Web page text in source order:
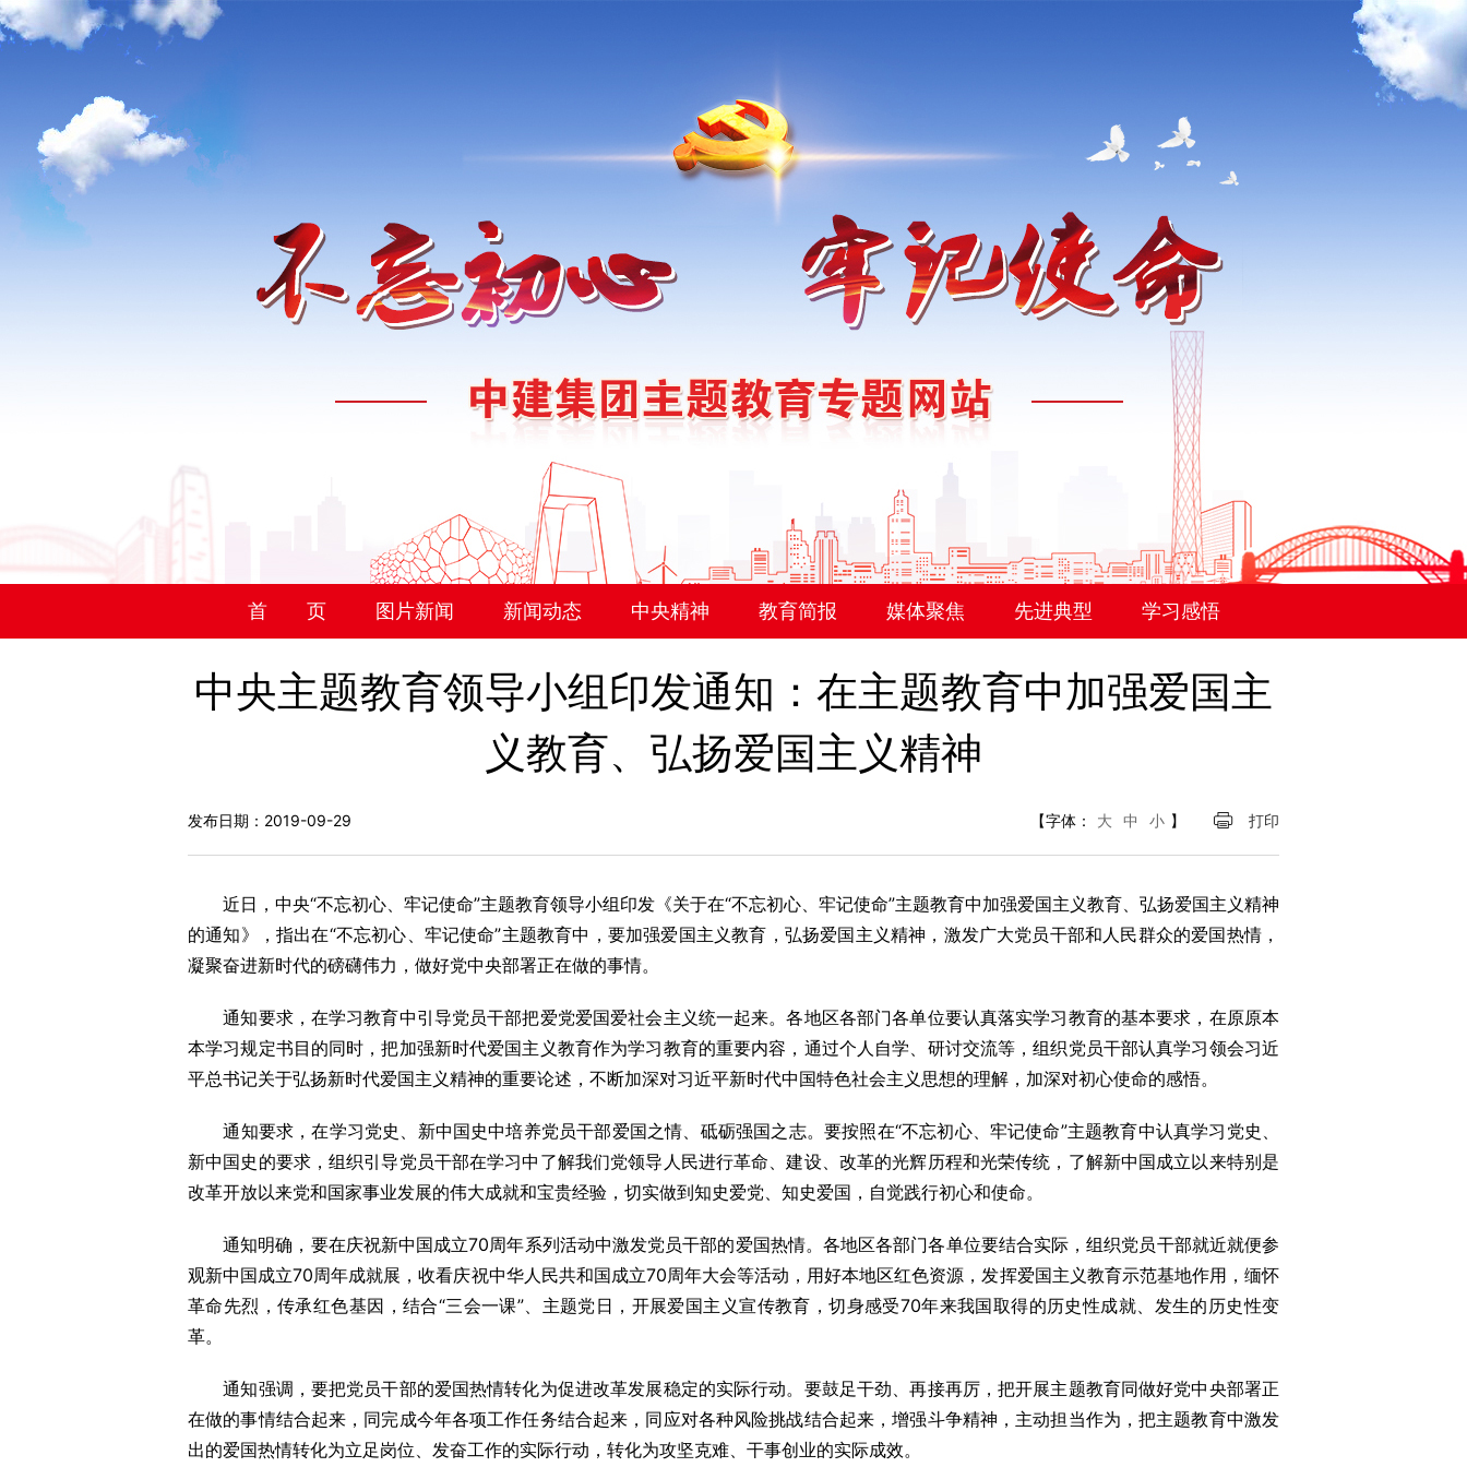
首 页 图片新闻 新闻动态 中央精神 教育简报 媒体聚焦 先进典型 学习感悟
中央主题教育领导小组印发通知：在主题教育中加强爱国主
义教育、弘扬爱国主义精神
发布日期：2019-09-29 【字体： 大 中 小 】 打印
近日，中央“不忘初心、牢记使命”主题教育领导小组印发《关于在“不忘初心、牢记使命”主题教育中加强爱国主义教育、弘扬爱国主义精神
的通知》，指出在“不忘初心、牢记使命”主题教育中，要加强爱国主义教育，弘扬爱国主义精神，激发广大党员干部和人民群众的爱国热情，
凝聚奋进新时代的磅礴伟力，做好党中央部署正在做的事情。
通知要求，在学习教育中引导党员干部把爱党爱国爱社会主义统一起来。各地区各部门各单位要认真落实学习教育的基本要求，在原原本
本学习规定书目的同时，把加强新时代爱国主义教育作为学习教育的重要内容，通过个人自学、研讨交流等，组织党员干部认真学习领会习近
平总书记关于弘扬新时代爱国主义精神的重要论述，不断加深对习近平新时代中国特色社会主义思想的理解，加深对初心使命的感悟。
通知要求，在学习党史、新中国史中培养党员干部爱国之情、砥砺强国之志。要按照在“不忘初心、牢记使命”主题教育中认真学习党史、
新中国史的要求，组织引导党员干部在学习中了解我们党领导人民进行革命、建设、改革的光辉历程和光荣传统，了解新中国成立以来特别是
改革开放以来党和国家事业发展的伟大成就和宝贵经验，切实做到知史爱党、知史爱国，自觉践行初心和使命。
通知明确，要在庆祝新中国成立70周年系列活动中激发党员干部的爱国热情。各地区各部门各单位要结合实际，组织党员干部就近就便参
观新中国成立70周年成就展，收看庆祝中华人民共和国成立70周年大会等活动，用好本地区红色资源，发挥爱国主义教育示范基地作用，缅怀
革命先烈，传承红色基因，结合“三会一课”、主题党日，开展爱国主义宣传教育，切身感受70年来我国取得的历史性成就、发生的历史性变
革。
通知强调，要把党员干部的爱国热情转化为促进改革发展稳定的实际行动。要鼓足干劲、再接再厉，把开展主题教育同做好党中央部署正
在做的事情结合起来，同完成今年各项工作任务结合起来，同应对各种风险挑战结合起来，增强斗争精神，主动担当作为，把主题教育中激发
出的爱国热情转化为立足岗位、发奋工作的实际行动，转化为攻坚克难、干事创业的实际成效。